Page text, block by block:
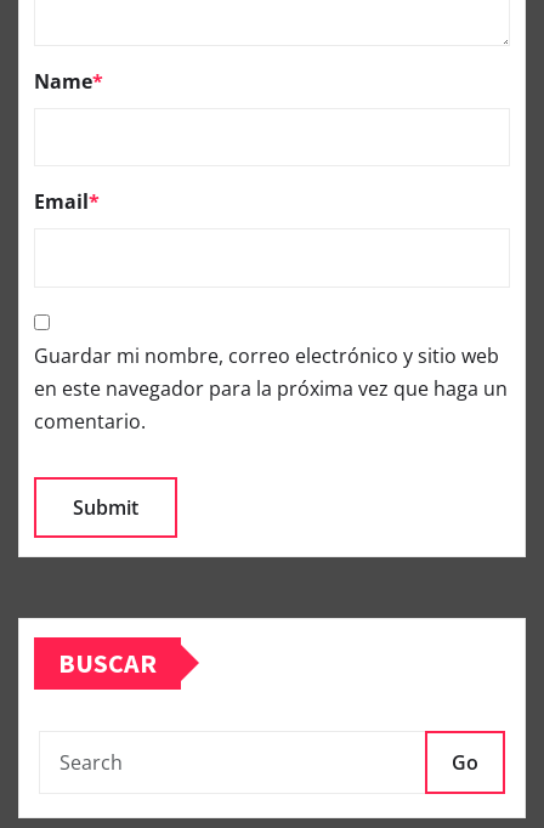
Name*
Email*
Guardar mi nombre, correo electrónico y sitio web
en este navegador para la próxima vez que haga un
comentario.
BUSCAR
Go